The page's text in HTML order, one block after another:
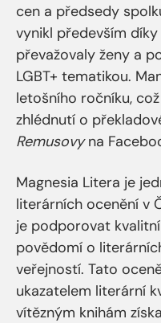
cen a předsedy
vynikl především
převažovaly ženy a
LGBT+ tematikou.
letošního ročníku,
zhlédnutí o
Remusovyna
Magnesia Litera je
literárních ocenění v
je podporovat
povědomí o
veřejností. Tato
ukazatelem literární
vítězným knihám